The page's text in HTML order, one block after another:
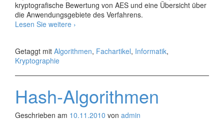
kryptografische Bewertung von AES und eine Übersicht über
die Anwendungsgebiete des Verfahrens.
Lesen Sie weitere Advanced
›
Getaggt mit Algorithmen, Fachartikel, Informatik,
Kryptographie
Hash-Algorithmen
Geschrieben am 10.11.2010 von admin